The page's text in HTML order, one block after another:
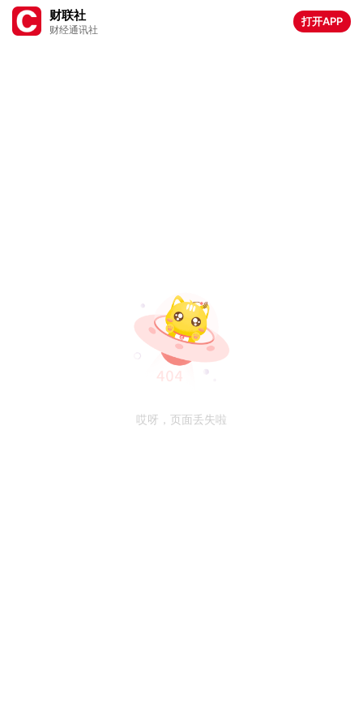
财联社
财经通讯社
打开APP
哎呀，页面丢失啦